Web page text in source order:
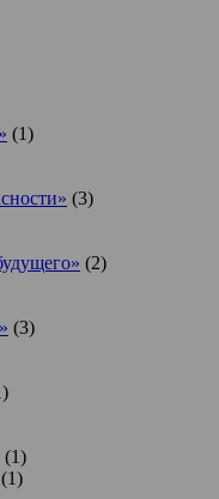
(1)
(3)
(2)
(3)
(1)
(1)